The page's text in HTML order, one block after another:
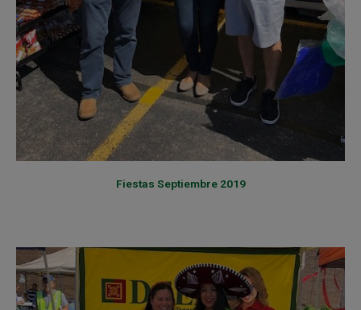
Fiestas Septiembre 2019